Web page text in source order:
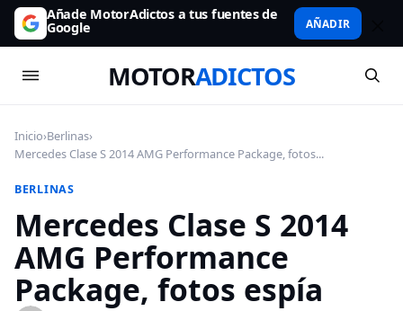
Añade MotorAdictos a tus fuentes de
Google AÑADIR
MOTORADICTOS
Inicio›Berlinas›
Mercedes Clase S 2014 AMG Performance Package, fotos...
BERLINAS
Mercedes Clase S 2014
AMG Performance
Package, fotos espía